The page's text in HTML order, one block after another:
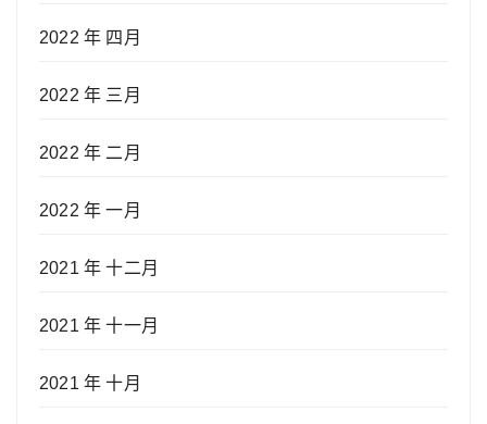
2022 年 四月
2022 年 三月
2022 年 二月
2022 年 一月
2021 年 十二月
2021 年 十一月
2021 年 十月